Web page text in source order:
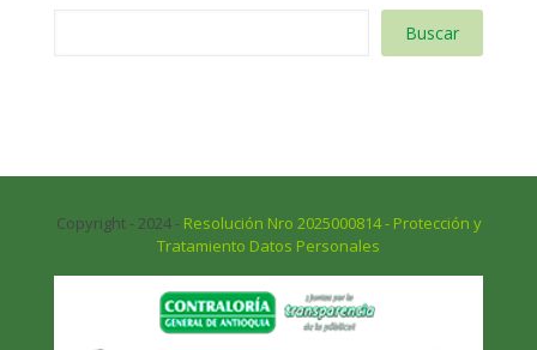
Buscar
Copyright - 2024 - Resolución Nro 2025000814 - Protección y
Tratamiento Datos Personales